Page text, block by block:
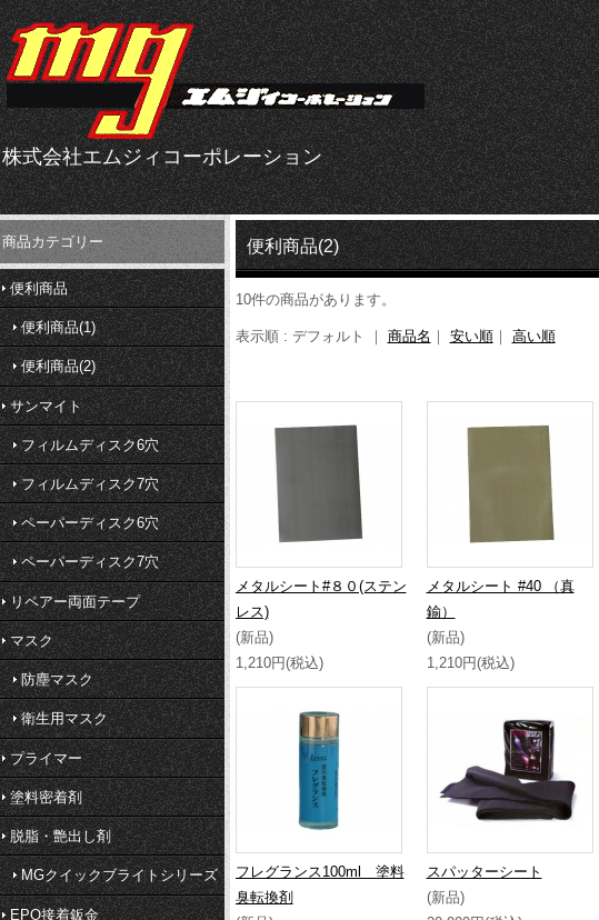
株式会社エムジィコーポレーション
便利商品(2)
10件の商品があります。
表示順 : デフォルト ｜ 商品名 ｜ 安い順｜ 高い順
メタルシート#８０(ステン
レス)
(新品)
1,210円(税込)
メタルシート #40 （真
鍮）
(新品)
1,210円(税込)
フレグランス100ml 塗料
臭転換剤
スパッターシート
(新品)
商品カテゴリー
便利商品
便利商品(1)
便利商品(2)
サンマイト
フィルムディスク6穴
フィルムディスク7穴
ペーパーディスク6穴
ペーパーディスク7穴
リペアー両面テープ
マスク
防塵マスク
衛生用マスク
プライマー
塗料密着剤
脱脂・艶出し剤
MGクイックブライトシリーズ
EPO接着鈑金